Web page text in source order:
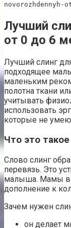
novorozhdennyh-
Лучший
от 0 до 6
Лучший слинг
подходящее
маленьким
полотна ткани
учитывать
использовать
которые не
Что это
Слово слинг
перевязь. Это
малыша. Мамы
дополнение к
Зачем нужен
он делает